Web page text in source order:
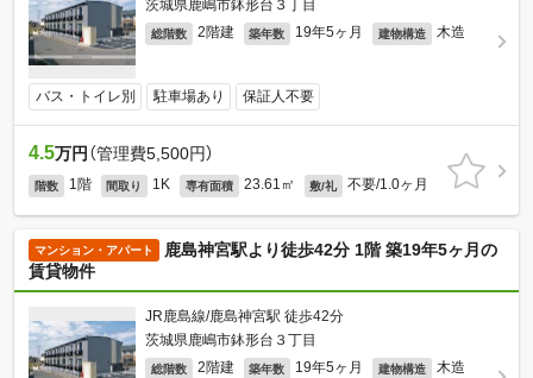
茨城県鹿嶋市鉢形台３丁目
総階数 2階建 築年数 19年5ヶ月 建物構造 木造
バス・トイレ別 駐車場あり 保証人不要
4.5万円 （管理費5,500円）
階数 1階 間取り 1K 専有面積 23.61㎡ 敷/礼 不要/1.0ヶ月
マンション・アパート
鹿島神宮駅より徒歩42分 1階 築19年5ヶ月の
賃貸物件
JR鹿島線/鹿島神宮駅 徒歩42分
茨城県鹿嶋市鉢形台３丁目
総階数 2階建 築年数 19年5ヶ月 建物構造 木造